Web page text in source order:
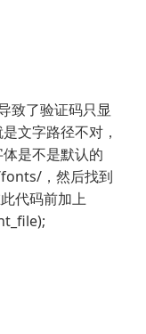
致了验证码只显
文字路径不对，
是不是默认的
，然后找到
代码前加上